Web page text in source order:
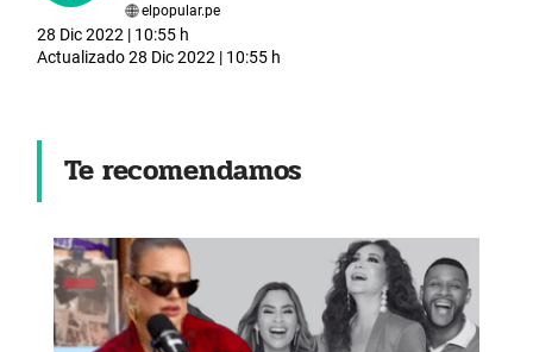
elpopular.pe
28 Dic 2022 | 10:55 h
Actualizado28 Dic 2022 | 10:55 h
Te recomendamos